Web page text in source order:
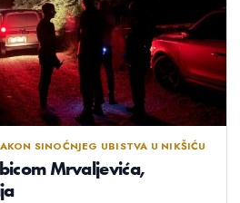
SINOĆNJEG UBISTVA U NIKŠIĆU
Mrvaljevića,